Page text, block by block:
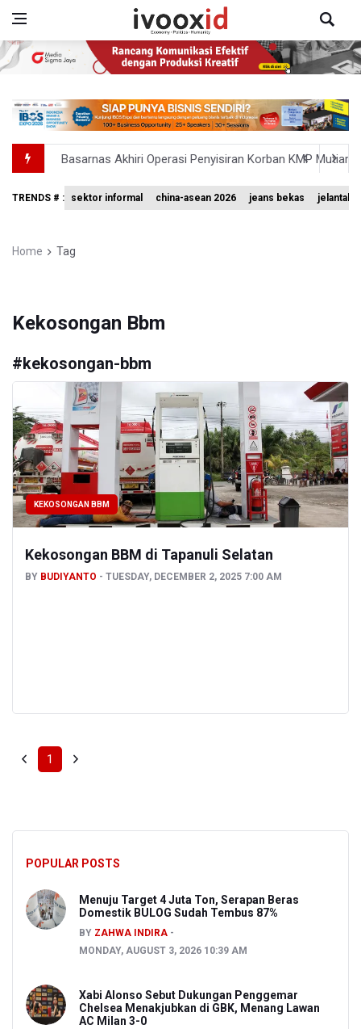
Basarnas Akhiri Operasi Penyisiran Korban KMP Mutiara
Timnas Voli Putri Indonesia Kalah 1-3 Lawan Filipina
Tim Sepatu Roda Indonesia Raih 19 Medali di Gelaran
TRENDS # : sektor informal china-asean 2026 jeans bekas jelantah
Home Tag
Kekosongan Bbm
#kekosongan-bbm
KEKOSONGAN BBM
Kekosongan BBM di Tapanuli Selatan
BY BUDIYANTO TUESDAY, DECEMBER 2, 2025 7:00 AM
1
POPULAR POSTS
Menuju Target 4 Juta Ton, Serapan Beras
Domestik BULOG Sudah Tembus 87%
BY ZAHWA INDIRA
MONDAY, AUGUST 3, 2026 10:39 AM
Xabi Alonso Sebut Dukungan Penggemar
Chelsea Menakjubkan di GBK, Menang Lawan
AC Milan 3-0